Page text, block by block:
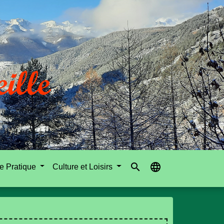
Pratique Culture et Loisirs search language